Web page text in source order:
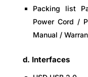
Packing list
Power Cord /
Manual /
d. Interfaces